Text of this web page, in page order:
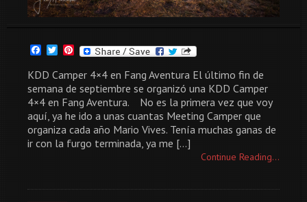
Facebook
TwitterPinterest
KDD Camper 4×4 en Fang Aventura El último fin de
semana de septiembre se organizó una KDD Camper
4×4 en Fang Aventura. No es la primera vez que voy
aquí, ya he ido a unas cuantas Meeting Camper que
organiza cada año Mario Vives. Tenía muchas ganas de
ir con la furgo terminada, ya me […]
Continue Reading...